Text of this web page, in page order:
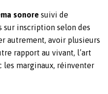
sonore suivi de
sur inscription selon des
autrement, avoir plusieurs
rapport au vivant, l’art
les marginaux, réinventer